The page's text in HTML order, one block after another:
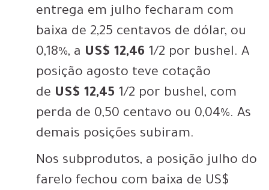
entrega em julho fecharam com
baixa de 2,25 centavos de dólar, ou
0,18%, a US$ 12,46 1/2 por bushel. A
posição agosto teve cotação
de US$ 12,45 1/2 por bushel, com
perda de 0,50 centavo ou 0,04%. As
demais posições subiram.
Nos subprodutos, a posição julho do
farelo fechou com baixa de US$